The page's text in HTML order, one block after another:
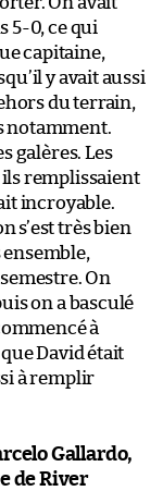
5-0, ce qui
capitaine,
y avait aussi
du terrain,
notamment.
galères. Les
remplissaient
incroyable.
s’est très bien
ensemble,
On
on a basculé
à
David était
à remplir
Gallardo,
de River